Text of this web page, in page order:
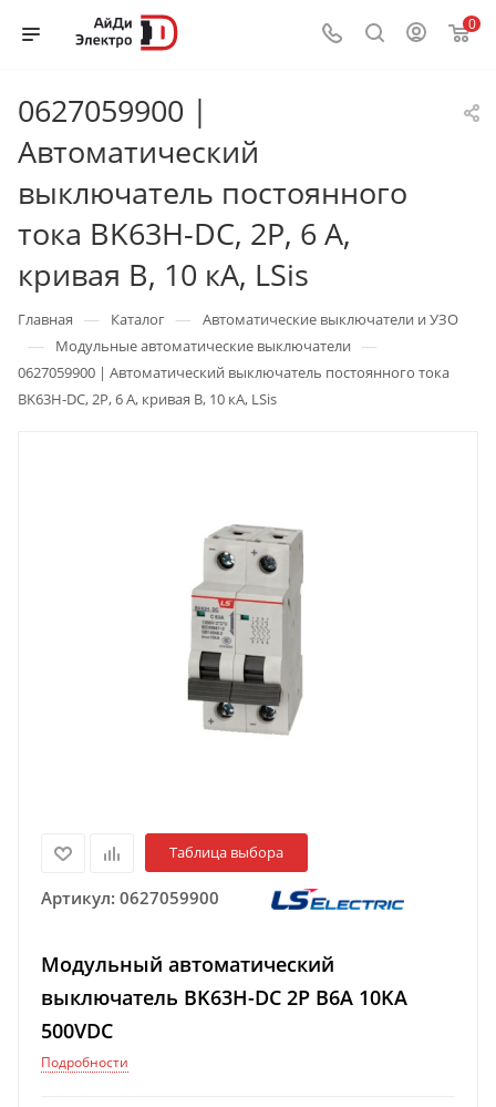
0
0627059900 |
Автоматический
выключатель постоянного
тока BK63H-DC, 2P, 6 А,
кривая B, 10 кА, LSis
Главная — Каталог — Автоматические выключатели и УЗО
— Модульные автоматические выключатели —
0627059900 | Автоматический выключатель постоянного тока
BK63H-DC, 2P, 6 А, кривая B, 10 кА, LSis
Таблица выбора
Артикул: 0627059900
Модульный автоматический
выключатель BK63H-DC 2P B6A 10KA
500VDC
Подробности